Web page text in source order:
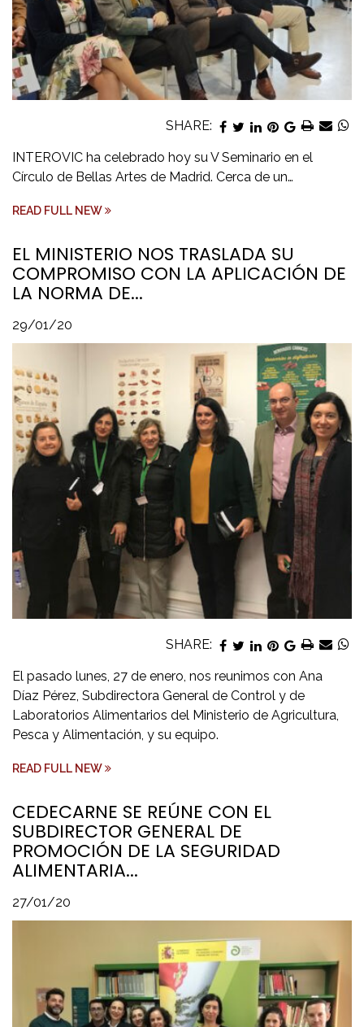
SHARE:
INTEROVIC ha celebrado hoy su V Seminario en el
Círculo de Bellas Artes de Madrid. Cerca de un…
READ FULL NEW
EL MINISTERIO NOS TRASLADA SU
COMPROMISO CON LA APLICACIÓN DE
LA NORMA DE...
29/01/20
SHARE:
El pasado lunes, 27 de enero, nos reunimos con Ana
Díaz Pérez, Subdirectora General de Control y de
Laboratorios Alimentarios del Ministerio de Agricultura,
Pesca y Alimentación, y su equipo.
READ FULL NEW
CEDECARNE SE REÚNE CON EL
SUBDIRECTOR GENERAL DE
PROMOCIÓN DE LA SEGURIDAD
ALIMENTARIA...
27/01/20